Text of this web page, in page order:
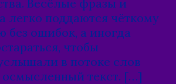
Весёлые фразы и
легко поддаются чёткому
без ошибок, а иногда
чтобы
в потоке слов
осмысленный текст. […]